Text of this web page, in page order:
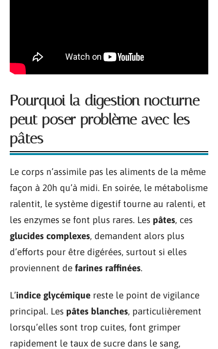
Pourquoi la digestion nocturne
peut poser problème avec les
pâtes
Le corps n’assimile pas les aliments de la même
façon à 20h qu’à midi. En soirée, le métabolisme
ralentit, le système digestif tourne au ralenti, et
les enzymes se font plus rares. Les pâtes, ces
glucides complexes, demandent alors plus
d’efforts pour être digérées, surtout si elles
proviennent de farines raffinées.
L’indice glycémique reste le point de vigilance
principal. Les pâtes blanches, particulièrement
lorsqu’elles sont trop cuites, font grimper
rapidement le taux de sucre dans le sang,